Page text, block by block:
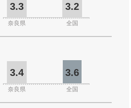
3.3 3.2
奈良県 全国
3.4 3.6
奈良県 全国